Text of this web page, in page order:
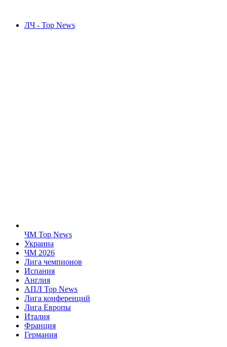
ЛЧ - Top News
ЧМ Top News
Украина
ЧМ 2026
Лига чемпионов
Испания
Англия
АПЛ Top News
Лига конференций
Лига Европы
Италия
Франция
Германия